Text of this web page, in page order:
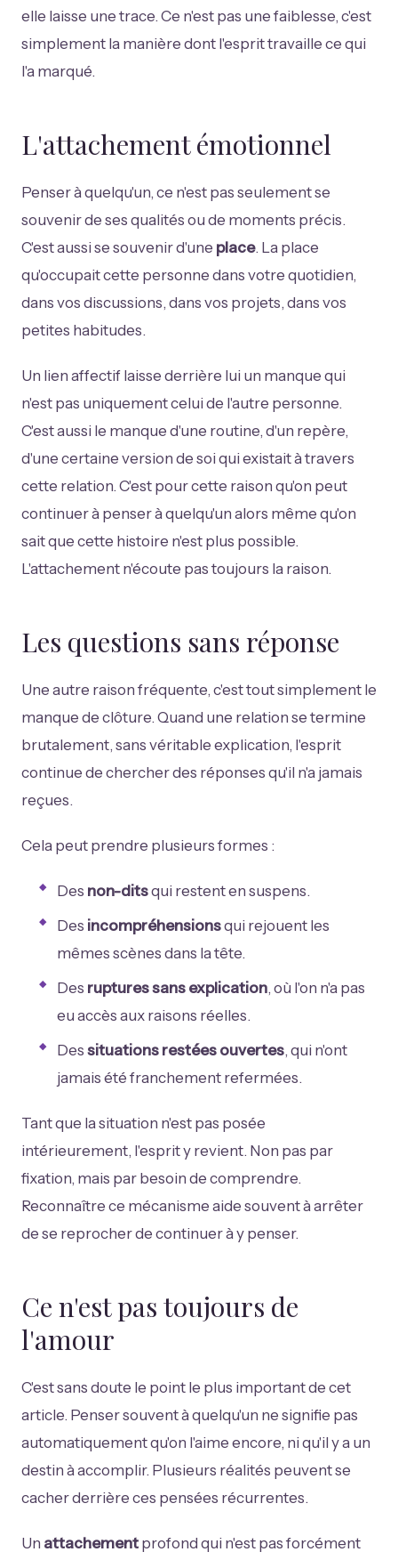
elle laisse une trace. Ce n'est pas une faiblesse, c'est
simplement la manière dont l'esprit travaille ce qui
l'a marqué.
L'attachement émotionnel
Penser à quelqu'un, ce n'est pas seulement se
souvenir de ses qualités ou de moments précis.
C'est aussi se souvenir d'une place. La place
qu'occupait cette personne dans votre quotidien,
dans vos discussions, dans vos projets, dans vos
petites habitudes.
Un lien affectif laisse derrière lui un manque qui
n'est pas uniquement celui de l'autre personne.
C'est aussi le manque d'une routine, d'un repère,
d'une certaine version de soi qui existait à travers
cette relation. C'est pour cette raison qu'on peut
continuer à penser à quelqu'un alors même qu'on
sait que cette histoire n'est plus possible.
L'attachement n'écoute pas toujours la raison.
Les questions sans réponse
Une autre raison fréquente, c'est tout simplement le
manque de clôture. Quand une relation se termine
brutalement, sans véritable explication, l'esprit
continue de chercher des réponses qu'il n'a jamais
reçues.
Cela peut prendre plusieurs formes :
Des non-ditsqui restent en suspens.
Des incompréhensionsqui rejouent les
mêmes scènes dans la tête.
Des ruptures sans explication, où l'on n'a pas
eu accès aux raisons réelles.
Des situations restées ouvertes, qui n'ont
jamais été franchement refermées.
Tant que la situation n'est pas posée
intérieurement, l'esprit y revient. Non pas par
fixation, mais par besoin de comprendre.
Reconnaître ce mécanisme aide souvent à arrêter
de se reprocher de continuer à y penser.
Ce n'est pas toujours de
l'amour
C'est sans doute le point le plus important de cet
article. Penser souvent à quelqu'un ne signifie pas
automatiquement qu'on l'aime encore, ni qu'il y a un
destin à accomplir. Plusieurs réalités peuvent se
cacher derrière ces pensées récurrentes.
Un attachement profond qui n'est pas forcément